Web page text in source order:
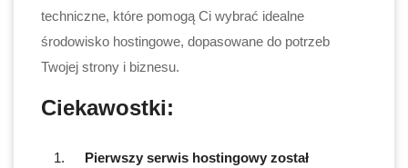
techniczne, które pomogą Ci wybrać idealne
środowisko hostingowe, dopasowane do potrzeb
Twojej strony i biznesu.
Ciekawostki:
Pierwszy serwis hostingowy został